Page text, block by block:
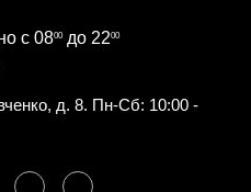
с 0800до 2200
д. 8. Пн-Сб: 10:00 -